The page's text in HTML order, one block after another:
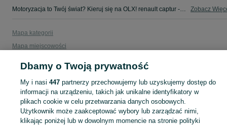
Motoryzacja to Twój świat? Kieruj się na OLX! renault captur - Zachodniopomorskie - tylko w kategorii Motoryzacja na OLX! Zobacz
Mapa kategorii
Mapa miejscowości
Popularne wyszukiwania
Dbamy o Twoją prywatność
My i nasi 447partnerzy przechowujemy lub uzyskujemy dostęp do
informacji na urządzeniu, takich jak unikalne identyfikatory w
plikach cookie w celu przetwarzania danych osobowych.
Użytkownik może zaakceptować wybory lub zarządzać nimi,
klikając poniżej lub w dowolnym momencie na stronie polityki